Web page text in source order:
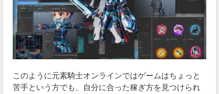
このように元素騎士オンラインではゲームはちょっと
苦手という方でも、自分に合った稼ぎ方を見つけられ